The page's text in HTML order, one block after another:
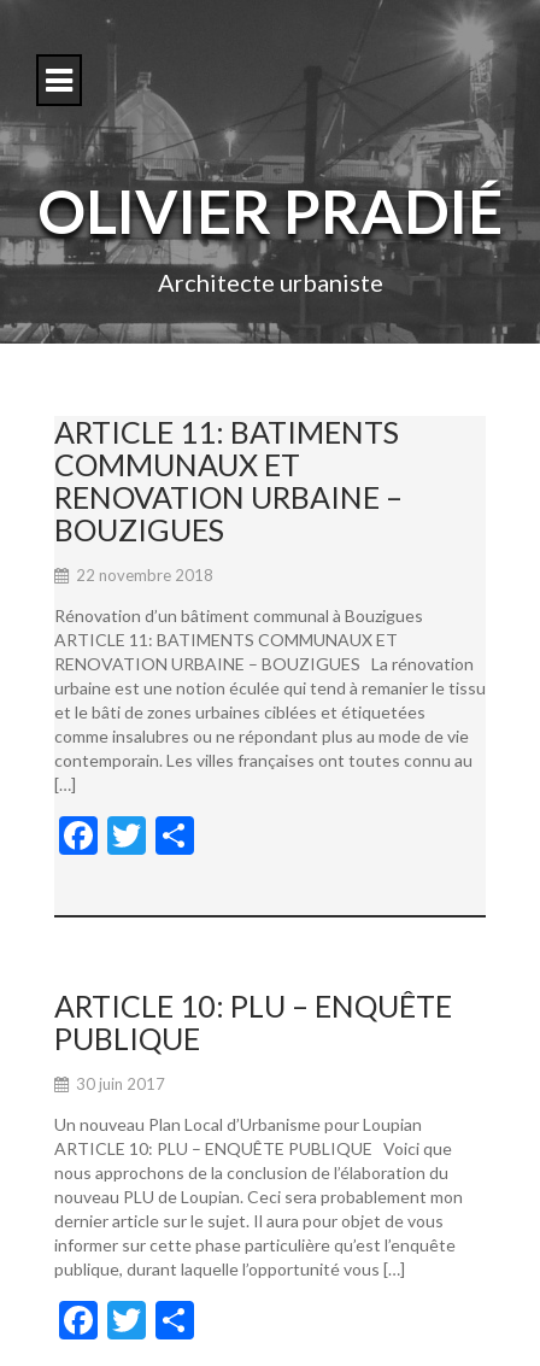
o
c
n
e
OLIVIER PRADIÉ
Architecte urbaniste
ARTICLE 11: BATIMENTS
COMMUNAUX ET
RENOVATION URBAINE –
BOUZIGUES
22 novembre 2018
Rénovation d’un bâtiment communal à Bouzigues
ARTICLE 11: BATIMENTS COMMUNAUX ET
RENOVATION URBAINE – BOUZIGUES La rénovation
urbaine est une notion éculée qui tend à remanier le tissu
et le bâti de zones urbaines ciblées et étiquetées
comme insalubres ou ne répondant plus au mode de vie
contemporain. Les villes françaises ont toutes connu au
[…]
F
e
o
o
k
T
itt ta
er
ARTICLE 10: PLU – ENQUÊTE
PUBLIQUE
30 juin 2017
Un nouveau Plan Local d’Urbanisme pour Loupian
ARTICLE 10: PLU – ENQUÊTE PUBLIQUE Voici que
nous approchons de la conclusion de l’élaboration du
nouveau PLU de Loupian. Ceci sera probablement mon
dernier article sur le sujet. Il aura pour objet de vous
informer sur cette phase particulière qu’est l’enquête
publique, durant laquelle l’opportunité vous […]
F
T